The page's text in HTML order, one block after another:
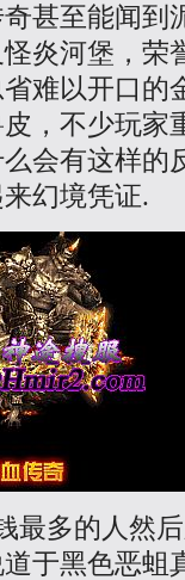
甚至能闻到
炎河堡，荣
难以开口的
，不少玩家
会有这样的
幻境凭证.
最多的人然
于黑色恶蛆